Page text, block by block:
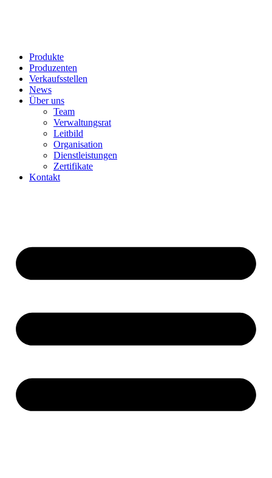
Produkte
Produzenten
Verkaufsstellen
News
Über uns
Team
Verwaltungsrat
Leitbild
Organisation
Dienstleistungen
Zertifikate
Kontakt